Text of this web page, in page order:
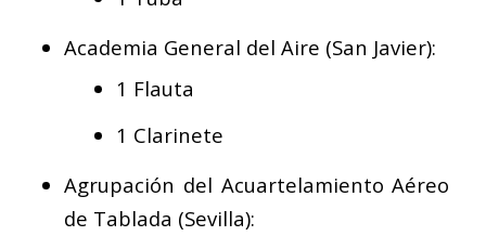
Academia General del Aire (San Javier):
1 Flauta
1 Clarinete
Agrupación del Acuartelamiento Aéreo
de Tablada (Sevilla):